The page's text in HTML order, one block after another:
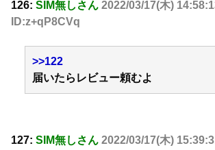
126: SIM無しさん 2022/03/17(木)
ID:z+qP8CVq
>>122
届いたらレビュー頼むよ
127: SIM無しさん 2022/03/17(木)